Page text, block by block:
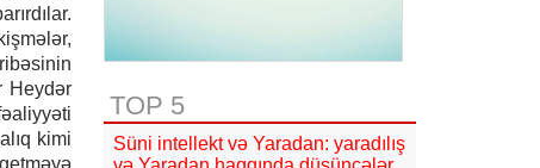
Heydər
kimi
17:09 Bakıda estetik əməliyyatdan
sonra pasiyentin ölüm faktı üzrə
araşdırma başlayıb
TOP 5
Süni intellekt və Yaradan: yaradılış